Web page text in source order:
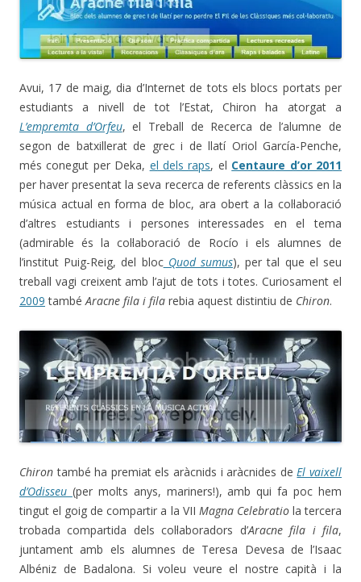
Avui, 17 de maig, dia d’Internet de tots els blocs portats per
estudiants a nivell de tot l’Estat, Chiron ha atorgat a
L’empremta d’Orfeu, el Treball de Recerca de l’alumne de
segon de batxillerat de grec i de llatí Oriol García-Penche,
més conegut per Deka, el dels raps, el Centaure d’or 2011
per haver presentat la seva recerca de referents clàssics en la
música actual en forma de bloc, ara obert a la col·laboració
d’altres estudiants i persones interessades en el tema
(admirable és la col·laboració de Rocío i els alumnes de
l’institut Puig-Reig, del blocQuod sumus), per tal que el seu
treball vagi creixent amb l’ajut de tots i totes. Curiosament el
2009 tambéAracne fila i fila rebia aquest distintiu de Chiron.
Chirontambé ha premiat els aràcnids i aràcnides de El vaixell
d’Odisseu (per molts anys, mariners!), amb qui fa poc hem
tingut el goig de compartir a la VII Magna Celebratiola tercera
trobada compartida dels col·laboradors d’Aracne fila i fila,
juntament amb els alumnes de Teresa Devesa de l’Isaac
Albéniz de Badalona. Si voleu veure el nostre capità i la